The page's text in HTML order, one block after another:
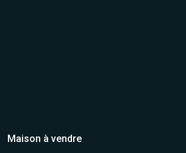
Maison à vendre